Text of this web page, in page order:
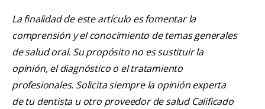
La finalidad de este artículo es fomentar la
comprensión y el conocimiento de temas generales
de salud oral. Su propósito no es sustituir la
opinión, el diagnóstico o el tratamiento
profesionales. Solicita siempre la opinión experta
de tu dentista u otro proveedor de salud Calificado